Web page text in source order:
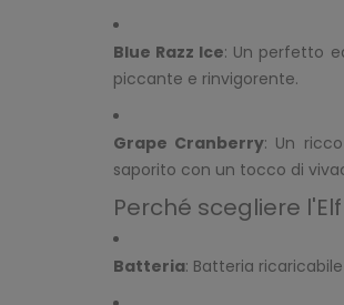
Blue Razz Ice: Un perfetto
piccante e rinvigorente.
Grape Cranberry: Un
saporito con un tocco di
Perché scegliere
Batteria: Batteria